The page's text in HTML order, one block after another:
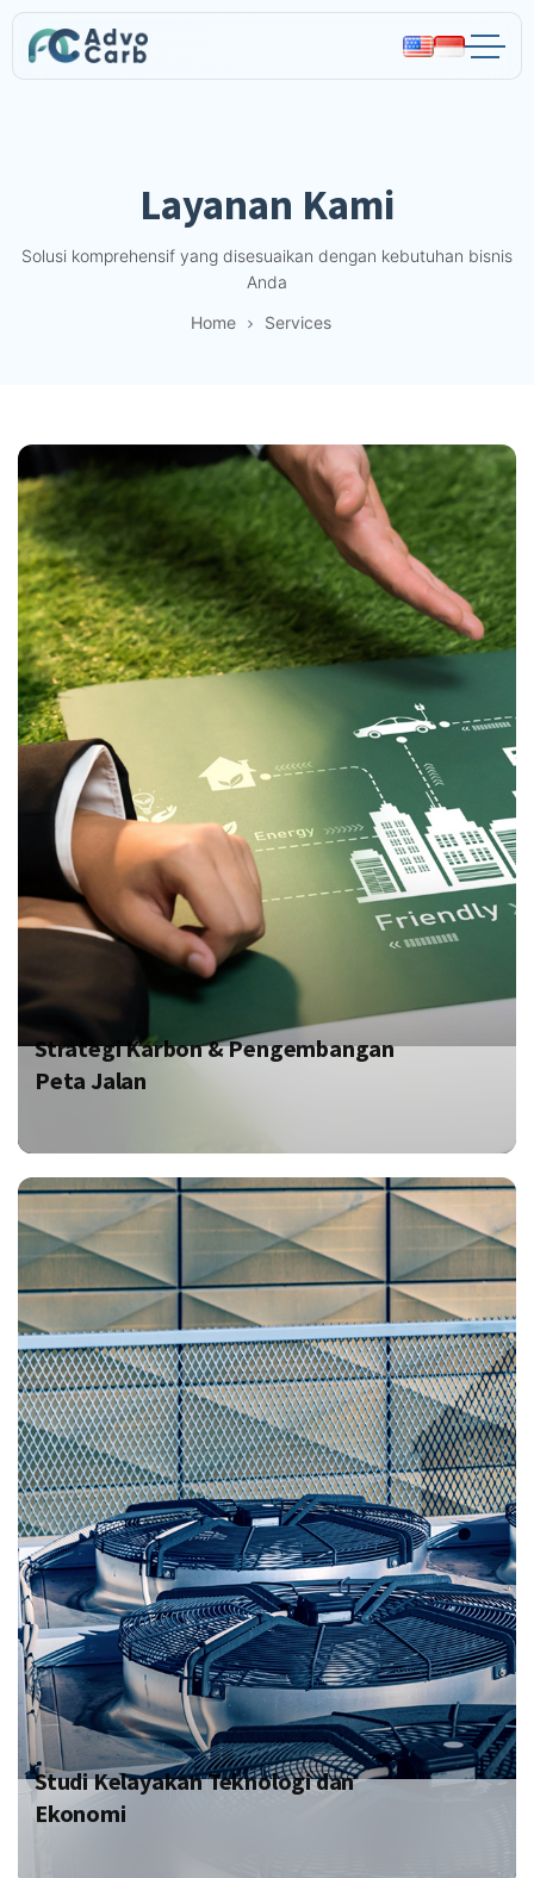
Advocarb
Layanan Kami
Solusi komprehensif yang disesuaikan dengan kebutuhan bisnis
Anda
Home
Services
Strategi Karbon & Pengembangan
Peta Jalan
Studi Kelayakan Teknologi dan
Ekonomi